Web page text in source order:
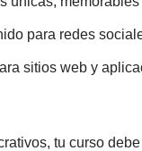
para redes
sitios web y
tu curso